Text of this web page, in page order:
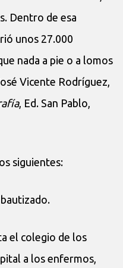
Dentro de esa
unos 27.000
nada a pie o a lomos
Vicente Rodríguez,
, Ed. San Pablo,
siguientes:
el colegio de los
a los enfermos,